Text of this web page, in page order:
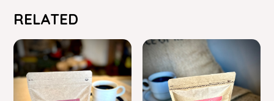
RELATED